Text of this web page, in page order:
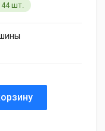
44 шт.